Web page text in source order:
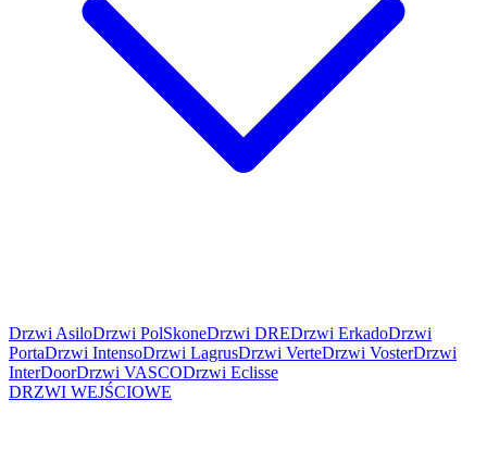
Drzwi AsiloDrzwi PolSkoneDrzwi DREDrzwi ErkadoDrzwi
PortaDrzwi IntensoDrzwi LagrusDrzwi VerteDrzwi VosterDrzwi
InterDoorDrzwi VASCODrzwi Eclisse
DRZWI WEJŚCIOWE